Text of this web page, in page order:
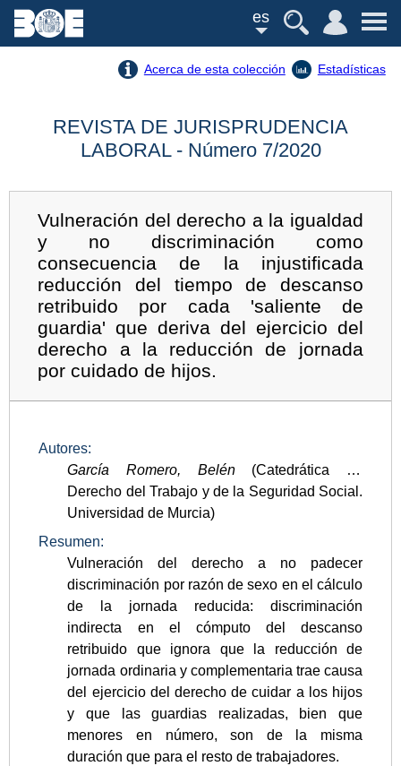
es
Acerca de esta colección Estadísticas
REVISTA DE JURISPRUDENCIA
LABORAL - Número 7/2020
Vulneración del derecho a la igualdad
y no discriminación como
consecuencia de la injustificada
reducción del tiempo de descanso
retribuido por cada 'saliente de
guardia' que deriva del ejercicio del
derecho a la reducción de jornada
por cuidado de hijos.
Autores:
García Romero, Belén(Catedrática de
Derecho del Trabajo y de la Seguridad Social.
Universidad de Murcia)
Resumen:
Vulneración del derecho a no padecer
discriminación por razón de sexo en el cálculo
de la jornada reducida: discriminación
indirecta en el cómputo del descanso
retribuido que ignora que la reducción de
jornada ordinaria y complementaria trae causa
del ejercicio del derecho de cuidar a los hijos
y que las guardias realizadas, bien que
menores en número, son de la misma
duración que para el resto de trabajadores.